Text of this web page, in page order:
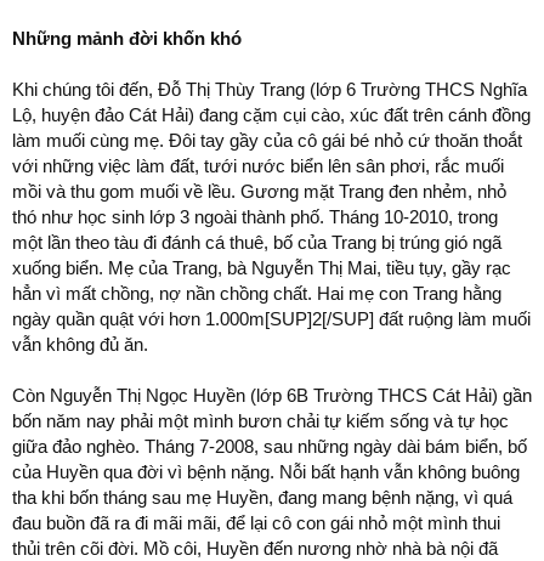
Những mảnh đời khốn khó
Khi chúng tôi đến, Đỗ Thị Thùy Trang (lớp 6 Trường THCS Nghĩa
Lộ, huyện đảo Cát Hải) đang cặm cụi cào, xúc đất trên cánh đồng
làm muối cùng mẹ. Đôi tay gầy của cô gái bé nhỏ cứ thoăn thoắt
với những việc làm đất, tưới nước biển lên sân phơi, rắc muối
mồi và thu gom muối về lều. Gương mặt Trang đen nhẻm, nhỏ
thó như học sinh lớp 3 ngoài thành phố. Tháng 10-2010, trong
một lần theo tàu đi đánh cá thuê, bố của Trang bị trúng gió ngã
xuống biển. Mẹ của Trang, bà Nguyễn Thị Mai, tiều tụy, gầy rạc
hẳn vì mất chồng, nợ nần chồng chất. Hai mẹ con Trang hằng
ngày quần quật với hơn 1.000m[SUP]2[/SUP] đất ruộng làm muối
vẫn không đủ ăn.
Còn Nguyễn Thị Ngọc Huyền (lớp 6B Trường THCS Cát Hải) gần
bốn năm nay phải một mình bươn chải tự kiếm sống và tự học
giữa đảo nghèo. Tháng 7-2008, sau những ngày dài bám biển, bố
của Huyền qua đời vì bệnh nặng. Nỗi bất hạnh vẫn không buông
tha khi bốn tháng sau mẹ Huyền, đang mang bệnh nặng, vì quá
đau buồn đã ra đi mãi mãi, để lại cô con gái nhỏ một mình thui
thủi trên cõi đời. Mồ côi, Huyền đến nương nhờ nhà bà nội đã